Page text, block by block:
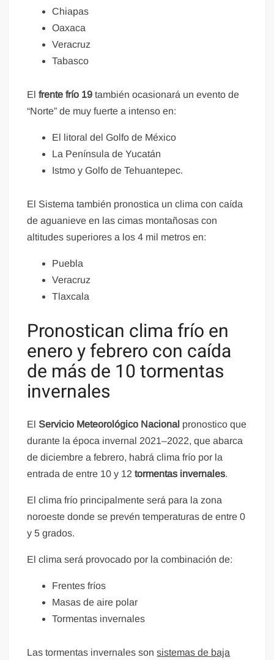
Chiapas
Oaxaca
Veracruz
Tabasco
Elfrente frío 19 también ocasionará un evento de
“Norte” de muy fuerte a intenso en:
El litoral del Golfo de México
La Península de Yucatán
Istmo y Golfo de Tehuantepec.
El Sistema también pronostica un clima con caída
de aguanieve en las cimas montañosas con
altitudes superiores a los 4 mil metros en:
Puebla
Veracruz
Tlaxcala
Pronostican clima frío en
enero y febrero con caída
de más de 10 tormentas
invernales
El Servicio Meteorológico Nacional pronostico que
durante la época invernal 2021–2022, que abarca
de diciembre a febrero, habrá clima frío por la
entrada de entre 10 y 12 tormentas invernales.
El clima frío principalmente será para la zona
noroeste donde se prevén temperaturas de entre 0
y 5 grados.
El clima será provocado por la combinación de:
Frentes fríos
Masas de aire polar
Tormentas invernales
Las tormentas invernales sonsistemas de baja